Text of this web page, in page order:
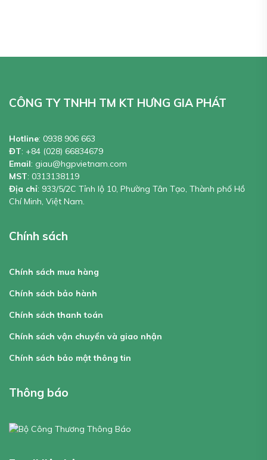
CÔNG TY TNHH TM KT HƯNG GIA PHÁT
Hotline: 0938 906 663
ĐT: +84 (028) 66834679
Email: giau@hgpvietnam.com
MST: 0313138119
Địa chỉ: 933/5/2C Tỉnh lộ 10, Phường Tân Tạo, Thành phố Hồ
Chí Minh, Việt Nam.
Chính sách
Chính sách mua hàng
Chính sách bảo hành
Chính sách thanh toán
Chính sách vận chuyển và giao nhận
Chính sách bảo mật thông tin
Thông báo